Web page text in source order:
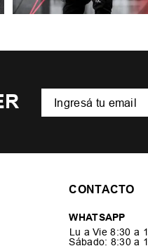
CONTACTO
WHATSAPP
Lu a Vie 8:30 a
Sábado: 8:30 a